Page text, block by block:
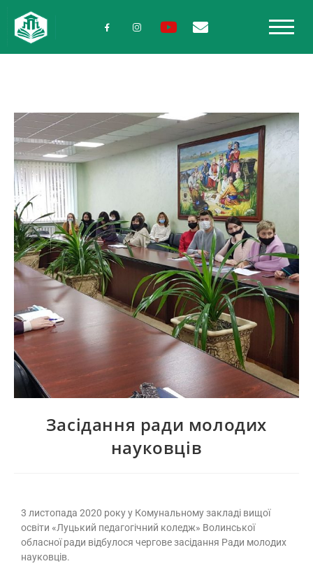
Засідання ради молодих
науковців
3 листопада 2020 року у Комунальному закладі вищої
освіти «Луцький педагогічний коледж» Волинської
обласної ради відбулося чергове засідання Ради молодих
науковців.